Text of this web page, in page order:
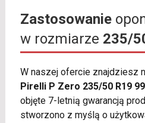
Zastosowanie
w rozmiarze 235/
W naszej ofercie znajdziesz
Pirelli P Zero 235/50 R19
objęte 7-letnią gwarancją
stworzono z myślą o